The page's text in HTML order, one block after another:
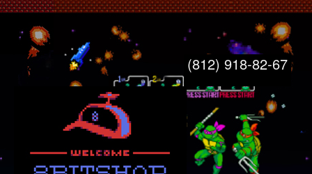
8bitshop
Главная
Свяжитесь с нами
Узнайте больше
Карта сайта
(812) 918-82-67